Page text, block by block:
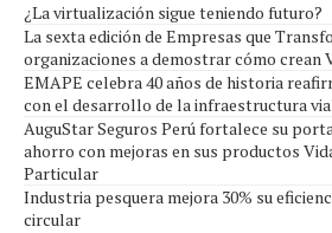
¿La virtualización sigue teniendo futuro?
La sexta edición de Empresas que
organizaciones a demostrar cómo crean
EMAPE celebra 40 años de historia
con el desarrollo de la infraestructura
AuguStar Seguros Perú fortalece su
ahorro con mejoras en sus productos
Particular
Industria pesquera mejora 30% su
circular